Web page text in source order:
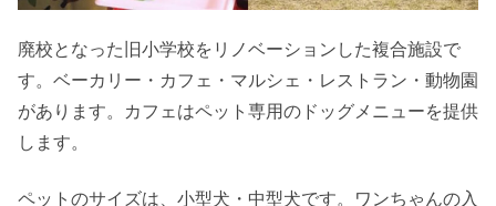
廃校となった旧小学校をリノベーションした複合施設で
す。ベーカリー・カフェ・マルシェ・レストラン・動物園
があります。カフェはペット専用のドッグメニューを提供
します。
ペットのサイズは、小型犬・中型犬です。ワンちゃんの入